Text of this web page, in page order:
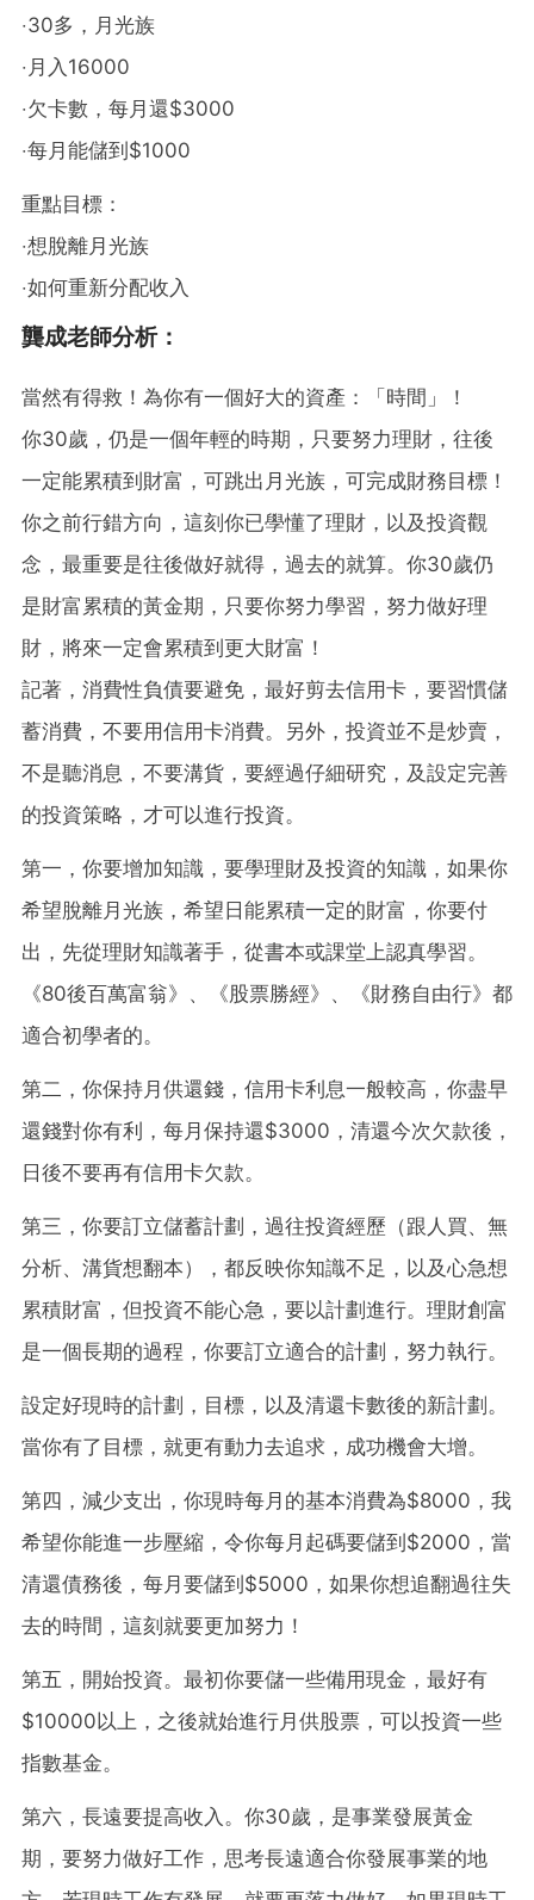
‧30多，月光族
‧月入16000
‧欠卡數，每月還$3000
‧每月能儲到$1000
重點目標：
‧想脫離月光族
‧如何重新分配收入
龔成老師分析：
當然有得救！為你有一個好大的資產：「時間」！
你30歲，仍是一個年輕的時期，只要努力理財，往後
一定能累積到財富，可跳出月光族，可完成財務目標！
你之前行錯方向，這刻你已學懂了理財，以及投資觀
念，最重要是往後做好就得，過去的就算。你30歲仍
是財富累積的黃金期，只要你努力學習，努力做好理
財，將來一定會累積到更大財富！
記著，消費性負債要避免，最好剪去信用卡，要習慣儲
蓄消費，不要用信用卡消費。另外，投資並不是炒賣，
不是聽消息，不要溝貨，要經過仔細研究，及設定完善
的投資策略，才可以進行投資。
第一，你要增加知識，要學理財及投資的知識，如果你
希望脫離月光族，希望日能累積一定的財富，你要付
出，先從理財知識著手，從書本或課堂上認真學習。
《80後百萬富翁》、《股票勝經》、《財務自由行》都
適合初學者的。
第二，你保持月供還錢，信用卡利息一般較高，你盡早
還錢對你有利，每月保持還$3000，清還今次欠款後，
日後不要再有信用卡欠款。
第三，你要訂立儲蓄計劃，過往投資經歷（跟人買、無
分析、溝貨想翻本），都反映你知識不足，以及心急想
累積財富，但投資不能心急，要以計劃進行。理財創富
是一個長期的過程，你要訂立適合的計劃，努力執行。
設定好現時的計劃，目標，以及清還卡數後的新計劃。
當你有了目標，就更有動力去追求，成功機會大增。
第四，減少支出，你現時每月的基本消費為$8000，我
希望你能進一步壓縮，令你每月起碼要儲到$2000，當
清還債務後，每月要儲到$5000，如果你想追翻過往失
去的時間，這刻就要更加努力！
第五，開始投資。最初你要儲一些備用現金，最好有
$10000以上，之後就始進行月供股票，可以投資一些
指數基金。
第六，長遠要提高收入。你30歲，是事業發展黃金
期，要努力做好工作，思考長遠適合你發展事業的地